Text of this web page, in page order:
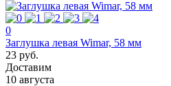
0
Заглушка левая Wimar, 58 мм
23 руб.
Доставим
10 августа